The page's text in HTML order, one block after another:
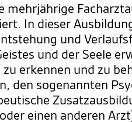
mehrjährige
In dieser
und
und der Seele
erkennen und zu
den sogenannten
einen anderen